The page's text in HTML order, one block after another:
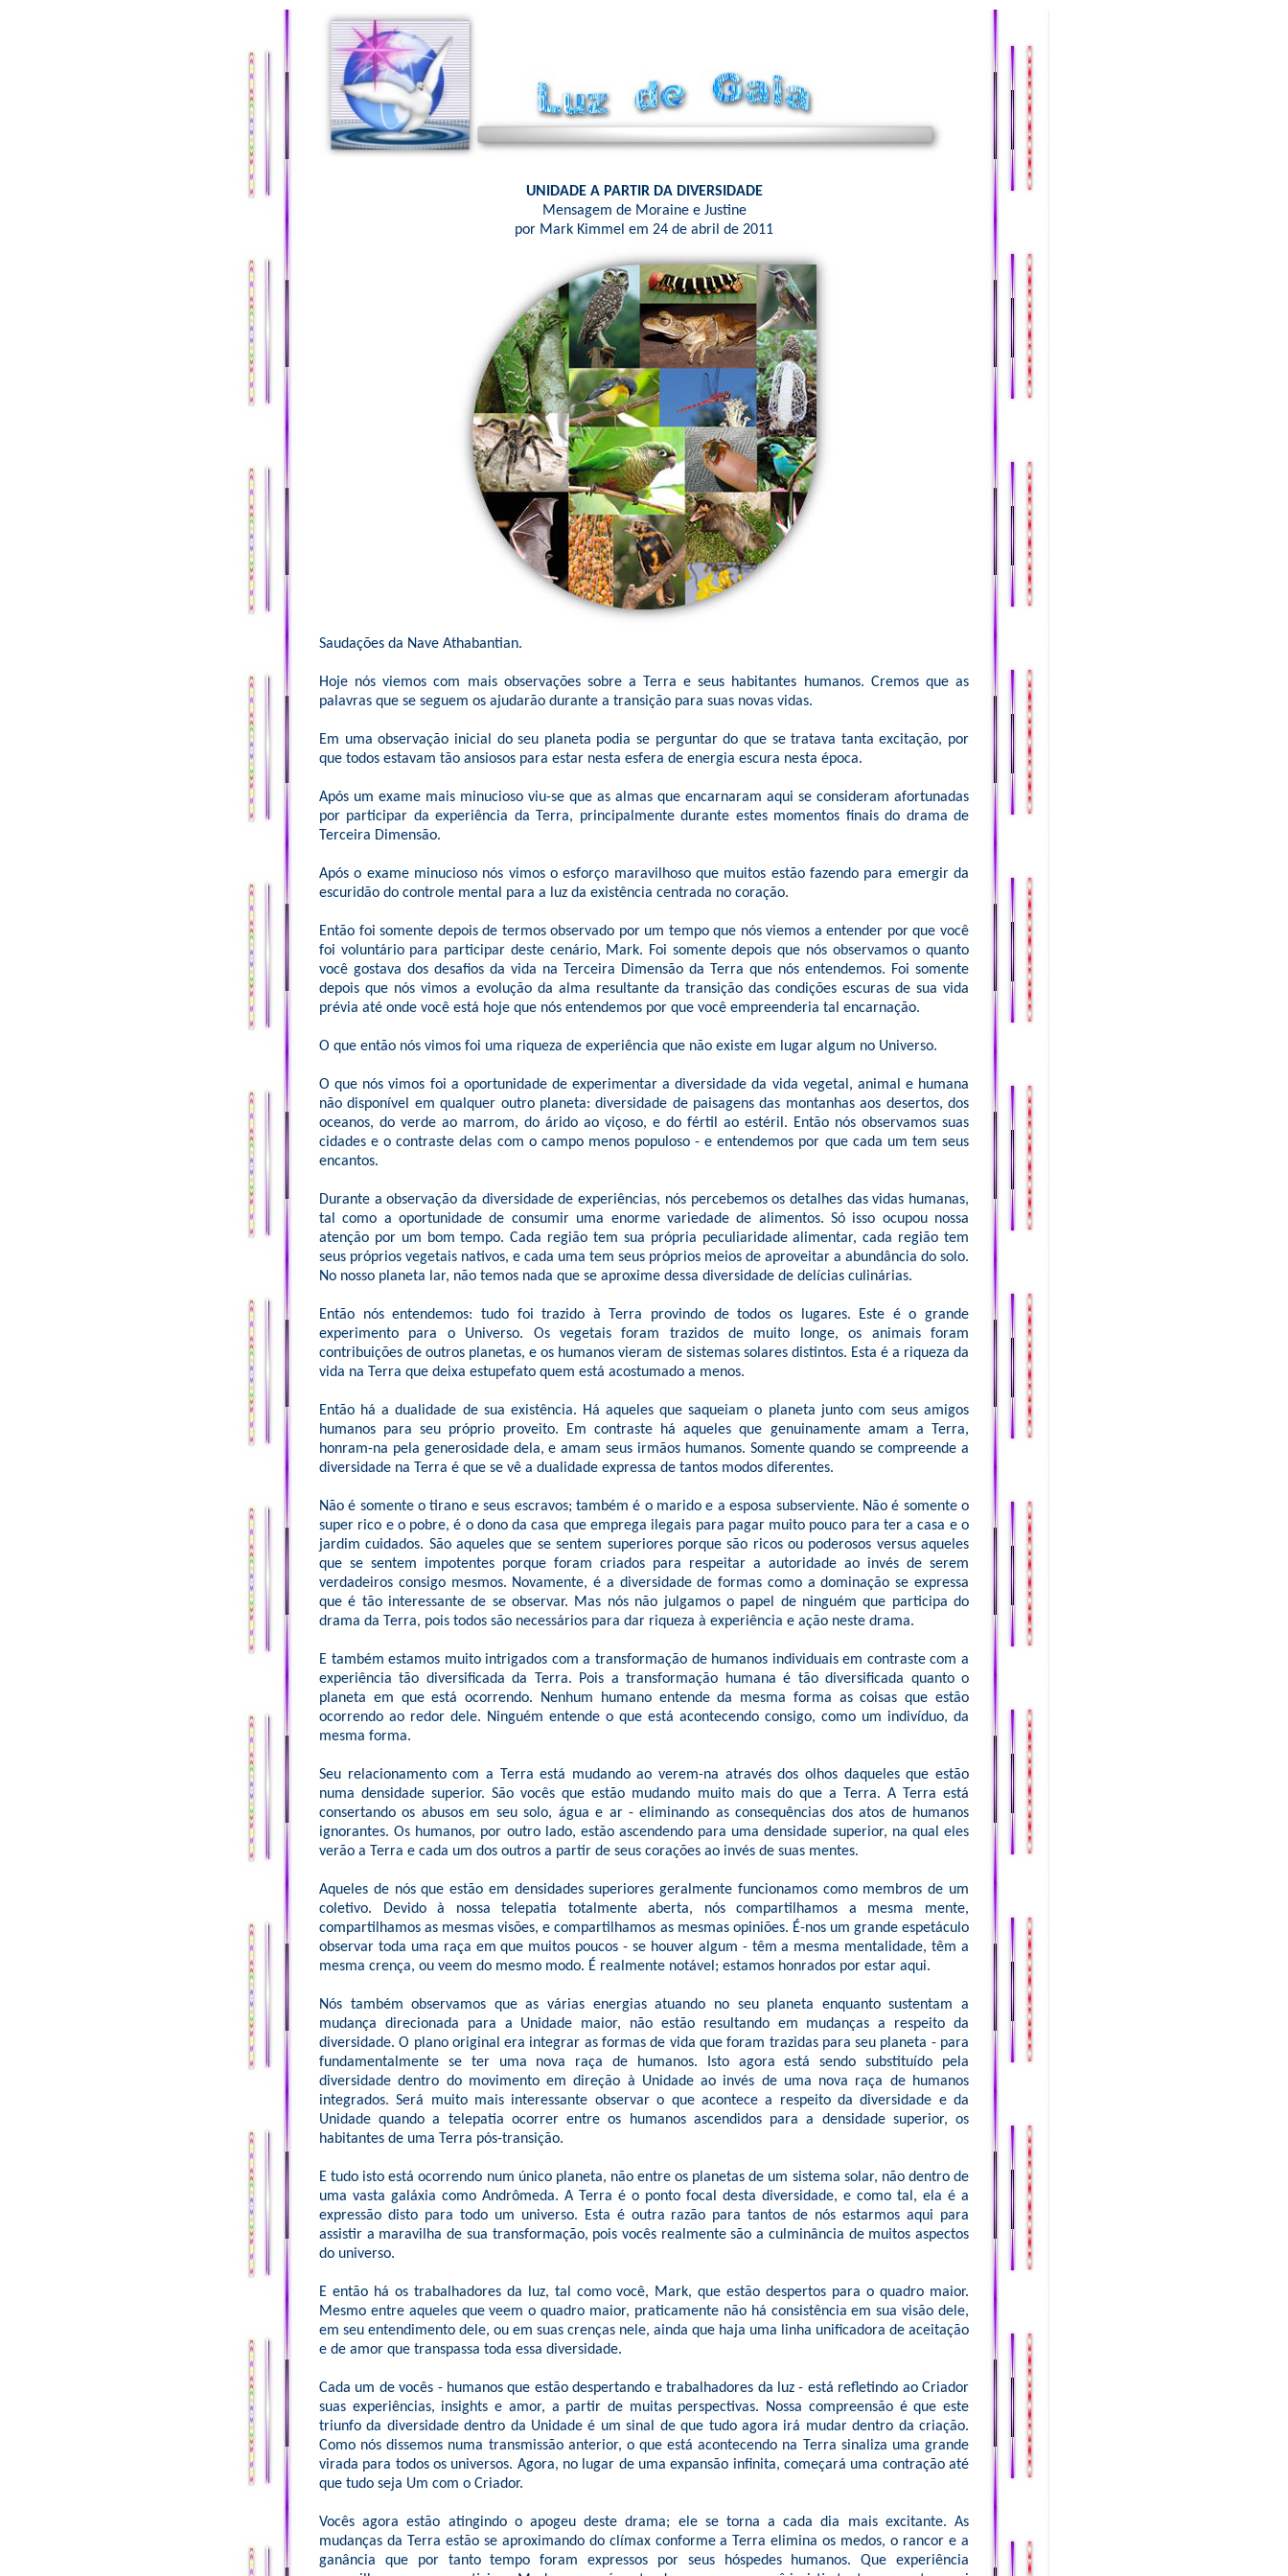
UNIDADE A PARTIR DA DIVERSIDADE
Mensagem de Moraine e Justine
por Mark Kimmel em 24 de abril de 2011
Saudações da Nave Athabantian.
Hoje nós viemos com mais observações sobre a Terra e seus habitantes humanos. Cremos que as
palavras que se seguem os ajudarão durante a transição para suas novas vidas.
Em uma observação inicial do seu planeta podia se perguntar do que se tratava tanta excitação, por
que todos estavam tão ansiosos para estar nesta esfera de energia escura nesta época.
Após um exame mais minucioso viu-se que as almas que encarnaram aqui se consideram afortunadas
por participar da experiência da Terra, principalmente durante estes momentos finais do drama de
Terceira Dimensão.
Após o exame minucioso nós vimos o esforço maravilhoso que muitos estão fazendo para emergir da
escuridão do controle mental para a luz da existência centrada no coração.
Então foi somente depois de termos observado por um tempo que nós viemos a entender por que você
foi voluntário para participar deste cenário, Mark. Foi somente depois que nós observamos o quanto
você gostava dos desafios da vida na Terceira Dimensão da Terra que nós entendemos. Foi somente
depois que nós vimos a evolução da alma resultante da transição das condições escuras de sua vida
prévia até onde você está hoje que nós entendemos por que você empreenderia tal encarnação.
O que então nós vimos foi uma riqueza de experiência que não existe em lugar algum no Universo.
O que nós vimos foi a oportunidade de experimentar a diversidade da vida vegetal, animal e humana
não disponível em qualquer outro planeta: diversidade de paisagens das montanhas aos desertos, dos
oceanos, do verde ao marrom, do árido ao viçoso, e do fértil ao estéril. Então nós observamos suas
cidades e o contraste delas com o campo menos populoso - e entendemos por que cada um tem seus
encantos.
Durante a observação da diversidade de experiências, nós percebemos os detalhes das vidas humanas,
tal como a oportunidade de consumir uma enorme variedade de alimentos. Só isso ocupou nossa
atenção por um bom tempo. Cada região tem sua própria peculiaridade alimentar, cada região tem
seus próprios vegetais nativos, e cada uma tem seus próprios meios de aproveitar a abundância do solo.
No nosso planeta lar, não temos nada que se aproxime dessa diversidade de delícias culinárias.
Então nós entendemos: tudo foi trazido à Terra provindo de todos os lugares. Este é o grande
experimento para o Universo. Os vegetais foram trazidos de muito longe, os animais foram
contribuições de outros planetas, e os humanos vieram de sistemas solares distintos. Esta é a riqueza da
vida na Terra que deixa estupefato quem está acostumado a menos.
Então há a dualidade de sua existência. Há aqueles que saqueiam o planeta junto com seus amigos
humanos para seu próprio proveito. Em contraste há aqueles que genuinamente amam a Terra,
honram-na pela generosidade dela, e amam seus irmãos humanos. Somente quando se compreende a
diversidade na Terra é que se vê a dualidade expressa de tantos modos diferentes.
Não é somente o tirano e seus escravos; também é o marido e a esposa subserviente. Não é somente o
super rico e o pobre, é o dono da casa que emprega ilegais para pagar muito pouco para ter a casa e o
jardim cuidados. São aqueles que se sentem superiores porque são ricos ou poderosos versus aqueles
que se sentem impotentes porque foram criados para respeitar a autoridade ao invés de serem
verdadeiros consigo mesmos. Novamente, é a diversidade de formas como a dominação se expressa
que é tão interessante de se observar. Mas nós não julgamos o papel de ninguém que participa do
drama da Terra, pois todos são necessários para dar riqueza à experiência e ação neste drama.
E também estamos muito intrigados com a transformação de humanos individuais em contraste com a
experiência tão diversificada da Terra. Pois a transformação humana é tão diversificada quanto o
planeta em que está ocorrendo. Nenhum humano entende da mesma forma as coisas que estão
ocorrendo ao redor dele. Ninguém entende o que está acontecendo consigo, como um indivíduo, da
mesma forma.
Seu relacionamento com a Terra está mudando ao verem-na através dos olhos daqueles que estão
numa densidade superior. São vocês que estão mudando muito mais do que a Terra. A Terra está
consertando os abusos em seu solo, água e ar - eliminando as consequências dos atos de humanos
ignorantes. Os humanos, por outro lado, estão ascendendo para uma densidade superior, na qual eles
verão a Terra e cada um dos outros a partir de seus corações ao invés de suas mentes.
Aqueles de nós que estão em densidades superiores geralmente funcionamos como membros de um
coletivo. Devido à nossa telepatia totalmente aberta, nós compartilhamos a mesma mente,
compartilhamos as mesmas visões, e compartilhamos as mesmas opiniões. É-nos um grande espetáculo
observar toda uma raça em que muitos poucos - se houver algum - têm a mesma mentalidade, têm a
mesma crença, ou veem do mesmo modo. É realmente notável; estamos honrados por estar aqui.
Nós também observamos que as várias energias atuando no seu planeta enquanto sustentam a
mudança direcionada para a Unidade maior, não estão resultando em mudanças a respeito da
diversidade. O plano original era integrar as formas de vida que foram trazidas para seu planeta - para
fundamentalmente se ter uma nova raça de humanos. Isto agora está sendo substituído pela
diversidade dentro do movimento em direção à Unidade ao invés de uma nova raça de humanos
integrados. Será muito mais interessante observar o que acontece a respeito da diversidade e da
Unidade quando a telepatia ocorrer entre os humanos ascendidos para a densidade superior, os
habitantes de uma Terra pós-transição.
E tudo isto está ocorrendo num único planeta, não entre os planetas de um sistema solar, não dentro de
uma vasta galáxia como Andrômeda. A Terra é o ponto focal desta diversidade, e como tal, ela é a
expressão disto para todo um universo. Esta é outra razão para tantos de nós estarmos aqui para
assistir a maravilha de sua transformação, pois vocês realmente são a culminância de muitos aspectos
do universo.
E então há os trabalhadores da luz, tal como você, Mark, que estão despertos para o quadro maior.
Mesmo entre aqueles que veem o quadro maior, praticamente não há consistência em sua visão dele,
em seu entendimento dele, ou em suas crenças nele, ainda que haja uma linha unificadora de aceitação
e de amor que transpassa toda essa diversidade.
Cada um de vocês - humanos que estão despertando e trabalhadores da luz - está refletindo ao Criador
suas experiências, insights e amor, a partir de muitas perspectivas. Nossa compreensão é que este
triunfo da diversidade dentro da Unidade é um sinal de que tudo agora irá mudar dentro da criação.
Como nós dissemos numa transmissão anterior, o que está acontecendo na Terra sinaliza uma grande
virada para todos os universos. Agora, no lugar de uma expansão infinita, começará uma contração até
que tudo seja Um com o Criador.
Vocês agora estão atingindo o apogeu deste drama; ele se torna a cada dia mais excitante. As
mudanças da Terra estão se aproximando do clímax conforme a Terra elimina os medos, o rancor e a
ganância que por tanto tempo foram expressos por seus hóspedes humanos. Que experiência